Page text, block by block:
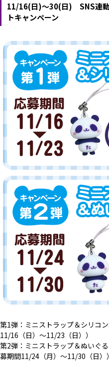
11/16(日)～30(日) SNS連動
トキャンペーン
第1弾：ミニストラップ＆シリコ
11/16（日）～11/23（日））
第2弾：ミニストラップ＆ぬいぐ
募期間11/24（月）～11/30（日））